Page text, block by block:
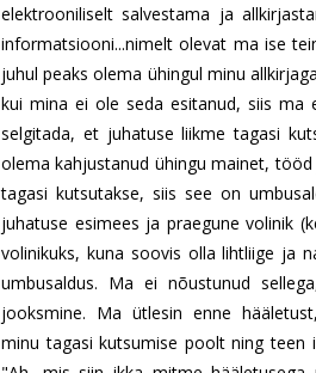
elektrooniliselt salvestama ja
informatsiooni...nimelt olevat ma ise
juhul peaks olema ühingul minu
kui mina ei ole seda esitanud, siis ma
selgitada, et juhatuse liikme tagasi
olema kahjustanud ühingu mainet,
tagasi kutsutakse, siis see on
juhatuse esimees ja praegune volinik
volinikuks, kuna soovis olla lihtliige ja
umbusaldus. Ma ei nõustunud
jooksmine. Ma ütlesin enne
minu tagasi kutsumise poolt ning teen